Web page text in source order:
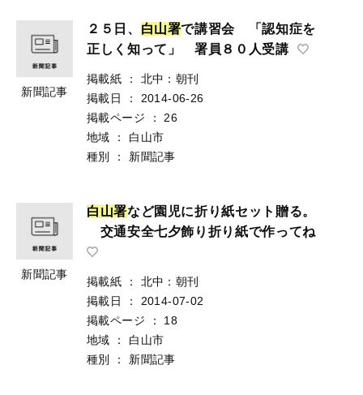
新聞記事
２５日、 白山署で講習会 「認知症を
正しく知って」 署員８０人受講
掲載紙 ：
北中：朝刊
掲載日
：
2014-06-26
掲載ページ
：
26
地域
：
白山市
種別
： 新聞記事
新聞記事
白 山署など園児に折り紙セット贈る。
交通安全七夕飾り折り紙で作ってね
掲載紙 ：
北中：朝刊
掲載日
：
2014-07-02
掲載ページ
：
18
地域
：
白山市
種別
： 新聞記事